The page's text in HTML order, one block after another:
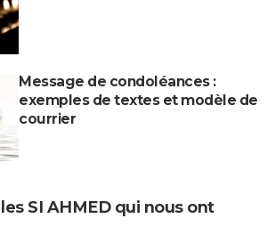
Message de condoléances :
exemples de textes et modèle de
courrier
SI AHMED qui nous ont